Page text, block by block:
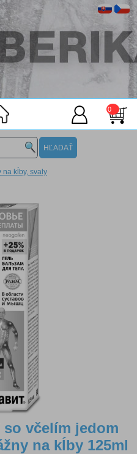
0
na kĺby, svaly
so včelím jedom
na kĺby 125ml